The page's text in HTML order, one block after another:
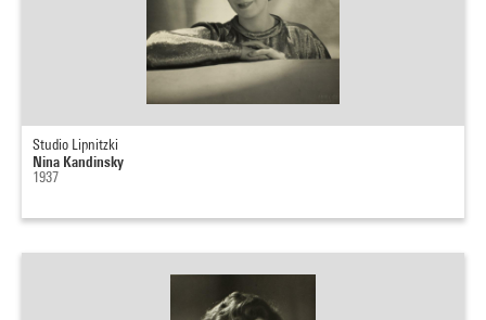
Studio Lipnitzki
Nina Kandinsky
1937